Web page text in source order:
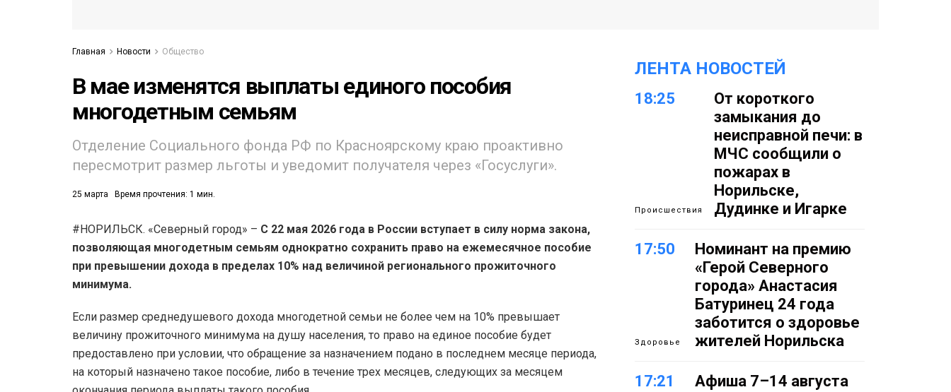
Главная Новости Общество
В мае изменятся выплаты единого пособия
многодетным семьям
Отделение Социального фонда РФ по Красноярскому краю проактивно
пересмотрит размер льготы и уведомит получателя через «Госуслуги».
25 марта Время прочтения: 1 мин.
#НОРИЛЬСК. «Северный город» – С 22 мая 2026 года в России вступает в силу норма закона,
позволяющая многодетным семьям однократно сохранить право на ежемесячное пособие
при превышении дохода в пределах 10% над величиной регионального прожиточного
минимума.
Если размер среднедушевого дохода многодетной семьи не более чем на 10% превышает
величину прожиточного минимума на душу населения, то право на единое пособие будет
предоставлено при условии, что обращение за назначением подано в последнем месяце периода,
на который назначено такое пособие, либо в течение трех месяцев, следующих за месяцем
ЛЕНТА НОВОСТЕЙ
18:25
Происшествия
От короткого
замыкания до
неисправной печи: в
МЧС сообщили о
пожарах в
Норильске,
Дудинке и Игарке
17:50
Здоровье
Номинант на премию
«Герой Северного
города» Анастасия
Батуринец 24 года
заботится о здоровье
жителей Норильска
17:21 Афиша 7–14 августа